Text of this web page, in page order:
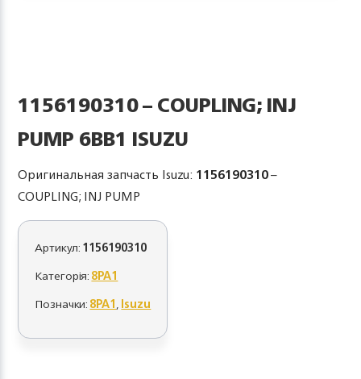
1156190310 – COUPLING; INJ
PUMP 6BB1 ISUZU
Оригинальная запчасть Isuzu: 1156190310–
COUPLING; INJ PUMP
Артикул:1156190310
Категорія:8PA1
Позначки:8PA1,Isuzu